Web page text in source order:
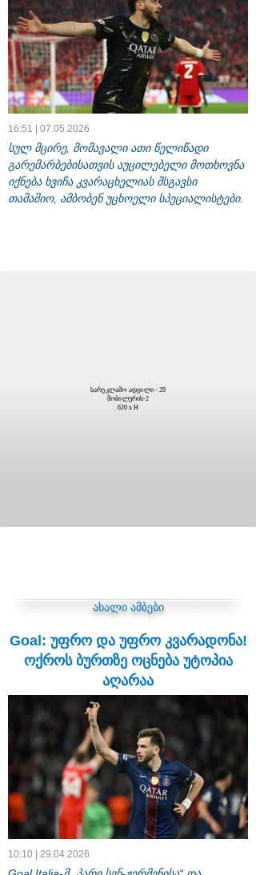
16:51 | 07.05.2026
სულ მცირე, მომავალი ათი წელიწადი
გარემარბებისათვის აუცილებელი მოთხოვნა
იქნება ხვიჩა კვარაცხელიას მსგავსი
თამაშიო, ამბობენ უცხოელი სპეციალისტები.
სარეკლამო ადგილი - 29
მობილურის-2
620 x H
ახალი ამბები
Goal: უფრო და უფრო კვარადონა!
ოქროს ბურთზე ოცნება უტოპია
აღარაა
10:10 | 29.04.2026